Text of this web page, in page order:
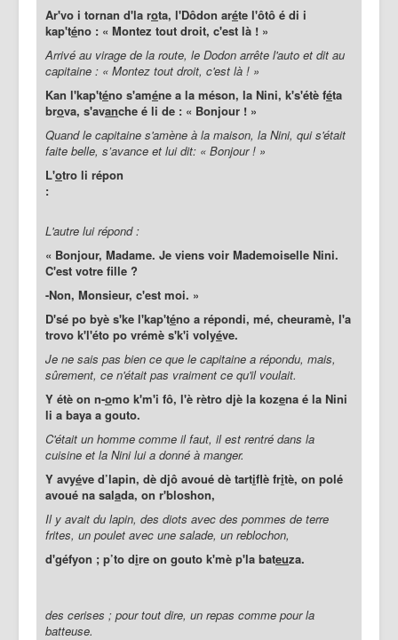
Ar'vo i tornan d'la rota, l'Dôdon aréte l'ôtô é di i
kap'téno : « Montez tout droit, c'est là ! »
Arrivé au virage de la route, le Dodon arrête l'auto et dit au
capitaine : « Montez tout droit, c'est là ! »
Kan l'kap'téno s'améne a la méson, la Nini, k's'étè féta
brova, s'avanche é li de : « Bonjour ! »
Quand le capitaine s'amène à la maison, la Nini, qui s'était
faite belle, s’avance et lui dit: « Bonjour ! »
L'otro li répon
:
L'autre lui répond :
« Bonjour, Madame. Je viens voir Mademoiselle Nini.
C'est votre fille ?
-Non, Monsieur, c'est moi. »
D'sé po byè s'ke l'kap'téno a répondi, mé, cheuramè, l'a
trovo k'l'éto po vrémè s'k'i volyéve.
Je ne sais pas bien ce que le capitaine a répondu, mais,
sûrement, ce n'était pas vraiment ce qu'il voulait.
Y étè on n-omo k'm'i fô, l'è rètro djè la kozena é la Nini
li a baya a gouto.
C'était un homme comme il faut, il est rentré dans la
cuisine et la Nini lui a donné à manger.
Y avyéve d’lapin, dè djô avoué dè tartiflè fritè, on polé
avoué na salada, on r'bloshon,
Il y avait du lapin, des diots avec des pommes de terre
frites, un poulet avec une salade, un reblochon,
d'géfyon ; p’to dire on gouto k'mè p'la bateuza.
des cerises ; pour tout dire, un repas comme pour la
batteuse.